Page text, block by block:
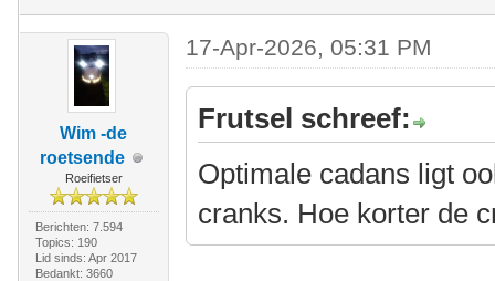
Wim -de
roetsende
Roeifietser
Berichten: 7.594
Topics: 190
Lid sinds: Apr 2017
Bedankt: 3660
17-Apr-2026, 05:31 PM
Frutsel schreef:
Optimale cadans ligt
cranks. Hoe korter de